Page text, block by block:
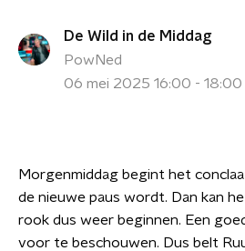
De Wild in de Middag
PowNed
06 mei 2025 16:00 - 18:00
Morgenmiddag begint het
de nieuwe paus wordt. Dan kan
rook dus weer beginnen. Een
voor te beschouwen. Dus belt